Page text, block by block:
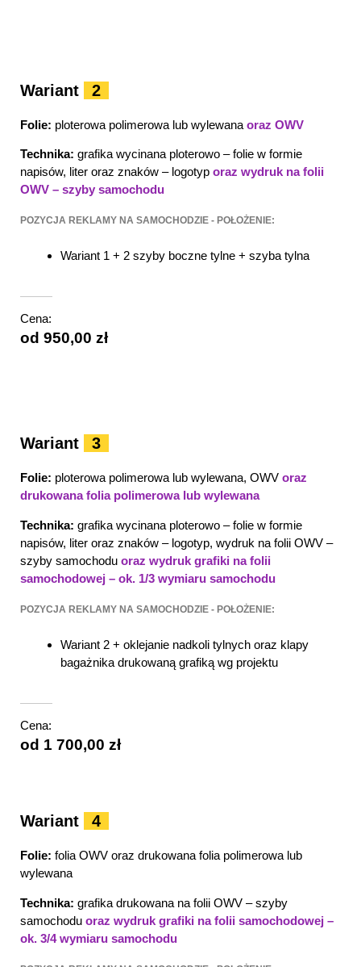
Wariant 2
Folie: ploterowa polimerowa lub wylewana oraz OWV
Technika: grafika wycinana ploterowo – folie w formie
napisów, liter oraz znaków – logotyp oraz wydruk na folii
OWV – szyby samochodu
POZYCJA REKLAMY NA SAMOCHODZIE - POŁOŻENIE:
Wariant 1 + 2 szyby boczne tylne + szyba tylna
Cena:
od 950,00 zł
Wariant 3
Folie: ploterowa polimerowa lub wylewana, OWV oraz
drukowana folia polimerowa lub wylewana
Technika: grafika wycinana ploterowo – folie w formie
napisów, liter oraz znaków – logotyp, wydruk na folii OWV –
szyby samochodu oraz wydruk grafiki na folii
samochodowej – ok. 1/3 wymiaru samochodu
POZYCJA REKLAMY NA SAMOCHODZIE - POŁOŻENIE:
Wariant 2 + oklejanie nadkoli tylnych oraz klapy
bagażnika drukowaną grafiką wg projektu
Cena:
od 1 700,00 zł
Wariant 4
Folie: folia OWV oraz drukowana folia polimerowa lub
wylewana
Technika: grafika drukowana na folii OWV – szyby
samochodu oraz wydruk grafiki na folii samochodowej –
ok. 3/4 wymiaru samochodu